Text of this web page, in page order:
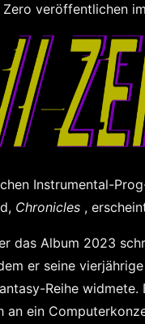
veröffentlichen im
Instrumental-
Chronicles,
das Album 2023
er seine
Reihe widmete.
ein